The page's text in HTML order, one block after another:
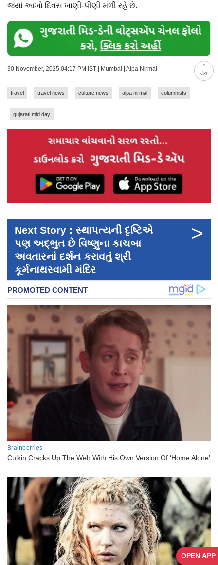
OPEN APP
ટોચ
જ્યાં આખો દિવસ ખાણી-પીણી મળી રહે છે.
30 November, 2025 04:17 PM IST | Mumbai | Alpa Nirmal
travel travel news culture news alpa nirmal columnists
gujarati mid day
Next Story : સ્થાપત્યની દૃષ્ટિએ
પણ અદ્ભુત છે વિષ્ણુના કાચબા
અવતારનાં દર્શન કરાવતું શ્રી
કૂર્મનાથસ્વામી મંદિર
>